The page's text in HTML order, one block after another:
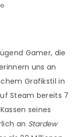
Gamer, die
uns an
Grafikstil in
Steam bereits 7
seines
an Stardew